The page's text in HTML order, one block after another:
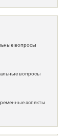
вопросы
вопросы
аспекты